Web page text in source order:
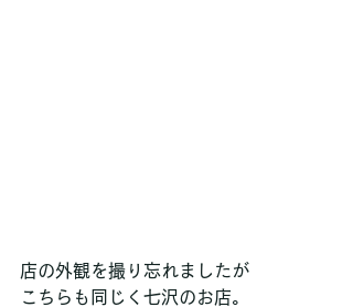
店の外観を撮り忘れましたが
こちらも同じく七沢のお店。